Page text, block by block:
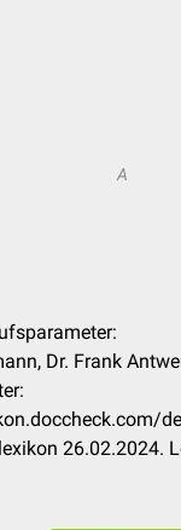
A
Dr. Frank
26.02.2024.